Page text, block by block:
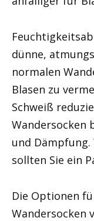
dünne,
normalen
Blasen zu
Schweiß
Wandersocken
und Dämpfung.
sollten Sie ein
Die Optionen
Wandersocken